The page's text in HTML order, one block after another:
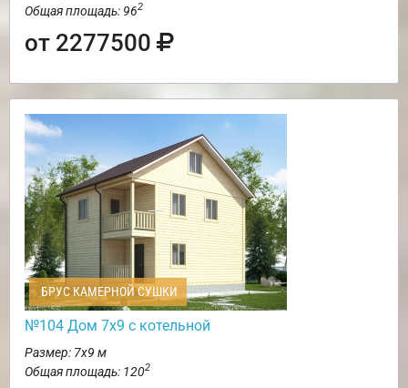
Общая площадь: 962
от 2277500
БРУС КАМЕРНОЙ СУШКИ
№104 Дом 7х9 с котельной
Размер: 7х9 м
Общая площадь: 1202